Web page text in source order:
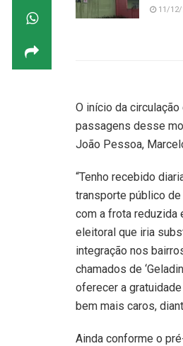
11/12/
O início da
passagens desse
João Pessoa,
“Tenho recebido
transporte público
com a frota reduzida
eleitoral que iria
integração nos
chamados de
oferecer a
bem mais caros,
Ainda conforme o